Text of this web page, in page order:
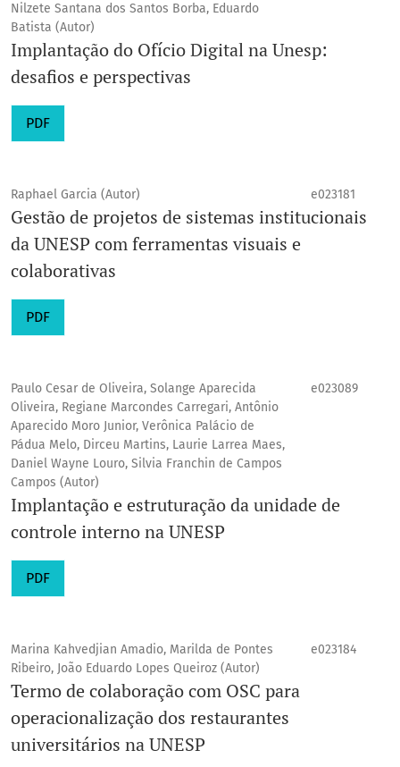
Nilzete Santana dos Santos Borba, Eduardo
Batista (Autor)
Implantação do Ofício Digital na Unesp:
desafios e perspectivas
PDF
Raphael Garcia (Autor) e023181
Gestão de projetos de sistemas institucionais
da UNESP com ferramentas visuais e
colaborativas
PDF
Paulo Cesar de Oliveira, Solange Aparecida
Oliveira, Regiane Marcondes Carregari, Antônio
Aparecido Moro Junior, Verônica Palácio de
Pádua Melo, Dirceu Martins, Laurie Larrea Maes,
Daniel Wayne Louro, Silvia Franchin de Campos
Campos (Autor)
e023089
Implantação e estruturação da unidade de
controle interno na UNESP
PDF
Marina Kahvedjian Amadio, Marilda de Pontes
Ribeiro, João Eduardo Lopes Queiroz (Autor)
e023184
Termo de colaboração com OSC para
operacionalização dos restaurantes
universitários na UNESP